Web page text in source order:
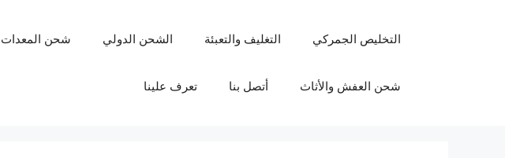
التخليص الجمركي التغليف والتعبئة الشحن الدولي شحن المعدات
شحن العفش والأثاث أتصل بنا تعرف علينا